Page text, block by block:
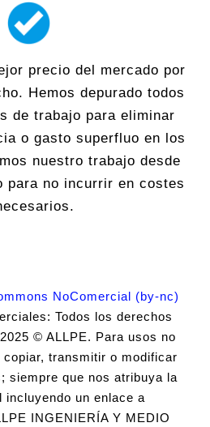
precio del mercado por
Hemos depurado todos
de trabajo para eliminar
o gasto superfluo en los
nuestro trabajo desde
para no incurrir en costes
NoComercial (by-nc)
Todos los derechos
© ALLPE. Para usos no
transmitir o modificar
siempre que nos atribuya la
incluyendo un enlace a
INGENIERÍA Y MEDIO